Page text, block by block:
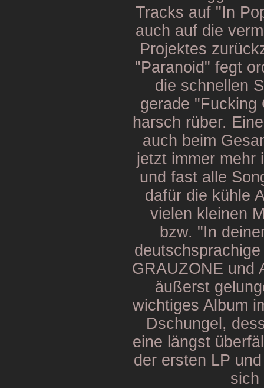
Tracks auf "In
auch auf die
Projektes
"Paranoid" fegt
die schnellen
gerade "Fucking
harsch rüber.
auch beim
jetzt immer mehr
und fast alle
dafür die kühle
vielen kleinen
bzw. "In
GRAUZONE und
äußerst
wichtiges Album
Dschungel,
eine längst
der ersten LP
sich